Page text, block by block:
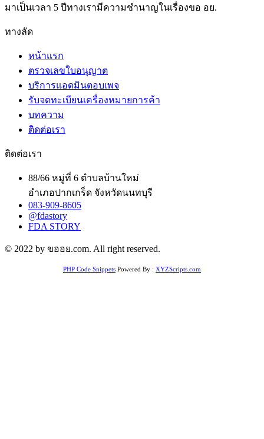
มาเป็นเวลา 5 ปีทางเรามีความชำนาญในเรื่องขอ อย.
ทางลัด
หน้าแรก
ตรวจเลขใบอนุญาต
บริการแอดมินตอบเพจ
รับจดทะเบียนเครื่องหมายการค้า
บทความ
ติดต่อเรา
ติดต่อเรา
88/66 หมู่ที่ 6 ตำบลบ้านใหม่
อำเภอปากเกร็ด จังหวัดนนทบุรี
083-909-8605
@fdastory
FDA STORY
© 2022 by ขออย.com. All right reserved.
PHP Code Snippets Powered By : XYZScripts.com